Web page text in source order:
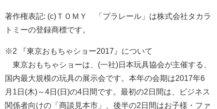
著作権表記: (c)ＴＯＭＹ 「プラレール」は株式会社タカラ
トミーの登録商標です。
※2 『東京おもちゃショー2017』について
東京おもちゃショーは、(一社)日本玩具協会が主催する、
国内最大規模の玩具の展示会です。本年の会期は2017年6
月1日(木)～4日(日)の4日間です。最初の2日間は、ビジネス
関係者向けの「商談見本市」、後半の2日間はお子様・ファ